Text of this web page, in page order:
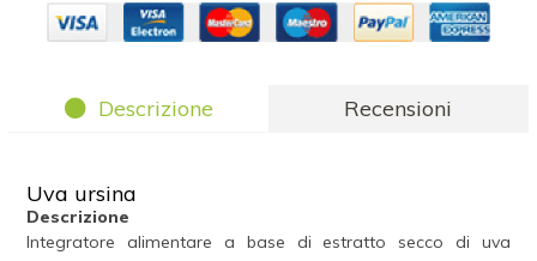
Descrizione Recensioni
Uva ursina
Descrizione
Integratore alimentare a base di estratto secco di uva